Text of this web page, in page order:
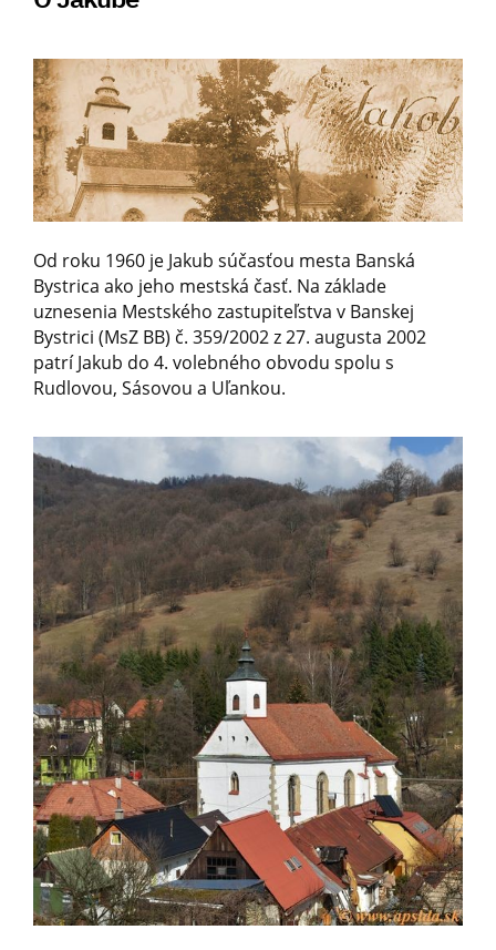
Od roku 1960 je Jakub súčasťou mesta Banská
Bystrica ako jeho mestská časť. Na základe
uznesenia Mestského zastupiteľstva v Banskej
Bystrici (MsZ BB) č. 359/2002 z 27. augusta 2002
patrí Jakub do 4. volebného obvodu spolu s
Rudlovou, Sásovou a Uľankou.